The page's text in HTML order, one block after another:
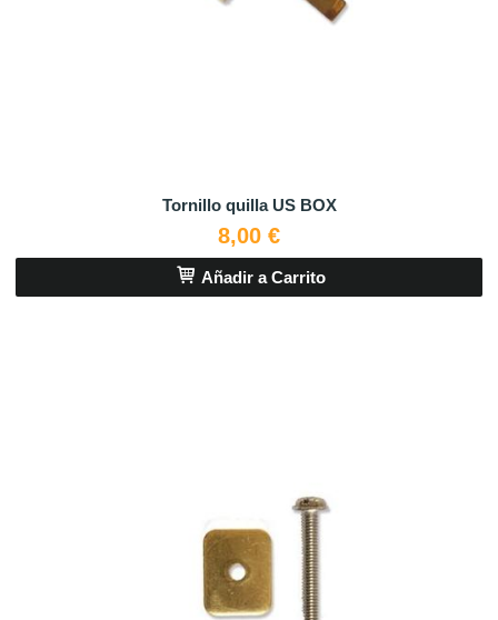
Tornillo quilla US BOX
8,00 €
Añadir a Carrito